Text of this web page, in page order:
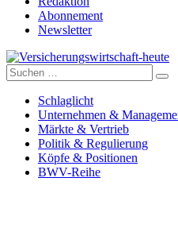
Abonnement
Newsletter
Versicherungswirtschaft-heute
Suche
nach:
Schlaglicht
Unternehmen &
Märkte & Vertrieb
Politik & Regulierung
Köpfe & Positionen
BWV-Reihe